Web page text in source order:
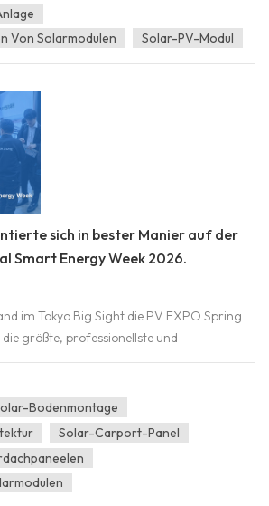
Von Solarmodulen
Solar-PV-Modul
sich in bester Manier auf der
Smart Energy Week 2026.
im Tokyo Big Sight die PV EXPO Spring
größte, professionellste und
Fachmesse für erneuerbare
ganz Asien. Rund 60.000 Einkäufer
Kooperationen und
Bodenmontage
Solar-Carport-Panel